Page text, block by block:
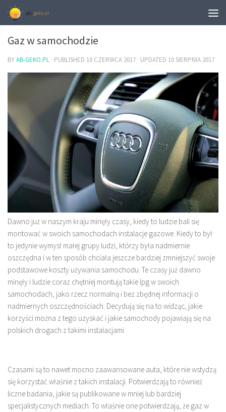
MOTORYZACJA
Gaz w samochodzie
BYAB-GEKO.PL · PUBLISHED 10 CZERWCA 2017 · UPDATED 10 SIERPNIA 2017
Dawno już w naszym kraju minęły czasy, kiedy to ludzie bali się
montować w swoich samochodach instalacje gazowe. Kiedy to był
to jedynie wymysł małej grupy ludzi, którzy była nadmiernie
oszczędna i w ten sposób chciała jeszcze bardziej zmniejszyć swoje
podstawowe koszty używania samochodu. Te czasy już dawno
minęły i ludzie coraz chętniej montują takie lpg w swoich
samochodach, jako rzecz normalną i bez zbędnej informacji o
nadmiernych oszczędnościach. Decydują się na to widząc, jakie
korzyści można z tego uzyskać i jakie samochody pojawiają się na
polskich drogach z takimi instalacjami.
Czasami są to nawet mocno zaawansowane auta, które nie wstydzą
się korzystać właśnie z takich instalacji. Potwierdzają to również
liczne badania, jakie są publikowane w mniej lub bardziej
specjalistycznych mediach. To właśnie one potwierdzają, że gaz w